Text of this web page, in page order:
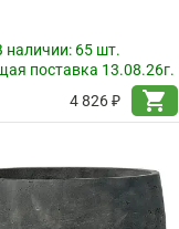
наличии: 65 шт.
поставка 13.08.26г.
4 826 ₽
shopping_cart